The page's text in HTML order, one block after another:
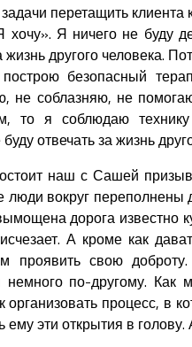
перетащить
хочу». Я ничего не буду
жизнь другого человека.
безопасный
не соблазняю, не
то я соблюдаю
отвечать за жизнь
наш с Сашей
люди вокруг
дорога известно
А кроме как
проявить свою
немного по-другому. Как
организовать процесс, в
ему эти открытия в голову.